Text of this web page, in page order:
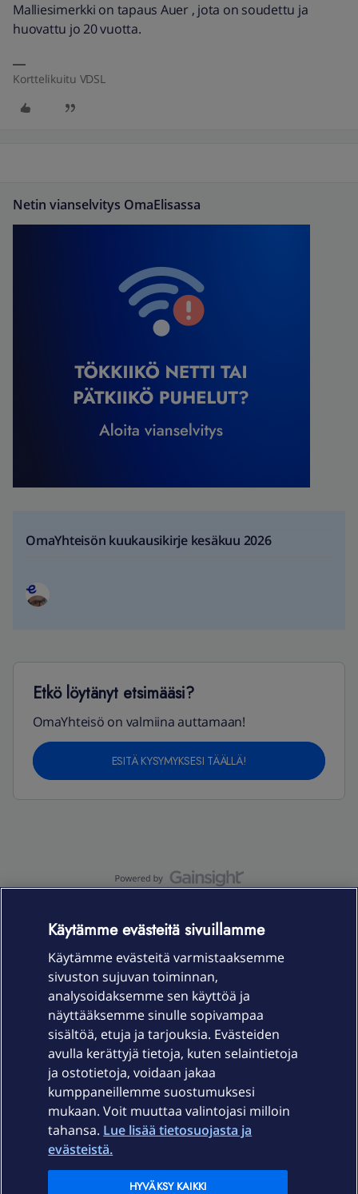
Malliesimerkki on tapaus Auer , jota on soudettu ja
huovattu jo 20 vuotta.
Korttelikuitu VDSL
Netin vianselvitys OmaElisassa
OmaYhteisön kuukausikirje kesäkuu 2026
Etkö löytänyt etsimääsi?
OmaYhteisö on valmiina auttamaan!
ESITÄ KYSYMYKSESI TÄÄLLÄ!
Laitteet & liittymät
Palvelut
Ajankohtaista
Elisa Oyj
Käytämme evästeitä sivuillamme
Käytämme evästeitä varmistaaksemme
sivuston sujuvan toiminnan,
analysoidaksemme sen käyttöä ja
näyttääksemme sinulle sopivampaa
sisältöä, etuja ja tarjouksia. Evästeiden
avulla kerättyjä tietoja, kuten selaintietoja
ja ostotietoja, voidaan jakaa
kumppaneillemme suostumuksesi
mukaan. Voit muuttaa valintojasi milloin
tahansa. Lue lisää tietosuojasta ja
evästeistä.
HYVÄKSY KAIKKI